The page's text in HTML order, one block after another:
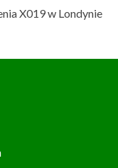
X019 w Londynie